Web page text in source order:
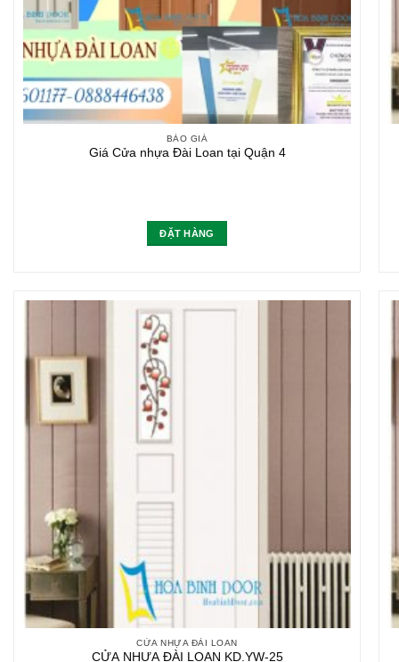
BÁO GIÁ
Giá Cửa nhựa Đài Loan tại Quận 4
ĐẶT HÀNG
CỬA NHỰA ĐÀI LOAN
CỬA NHỰA ĐÀI LOAN KD.YW-25